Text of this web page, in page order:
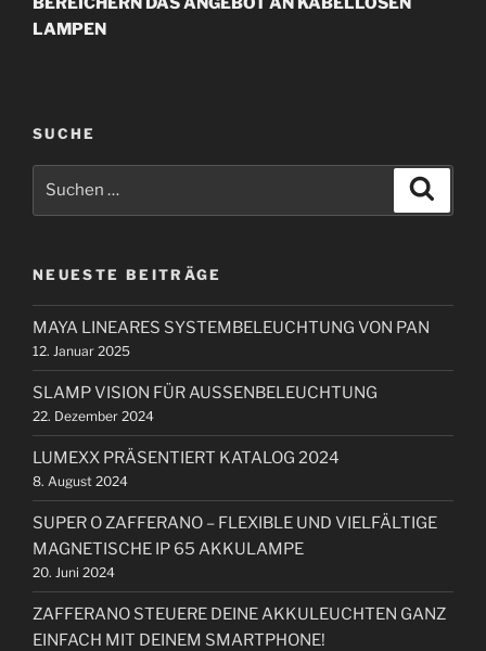
t
s
n
i
a
t
i
o
n
h
g
t
r
a
g
LAMPEN
SUCHE
e
n
n
a
c
h
:
c
NEUESTE BEITRÄGE
MAYA LINEARES SYSTEMBELEUCHTUNG VON PAN
12. Januar 2025
SLAMP VISION FÜR AUSSENBELEUCHTUNG
22. Dezember 2024
LUMEXX PRÄSENTIERT KATALOG 2024
8. August 2024
SUPER O ZAFFERANO – FLEXIBLE UND VIELFÄLTIGE
MAGNETISCHE IP 65 AKKULAMPE
20. Juni 2024
ZAFFERANO STEUERE DEINE AKKULEUCHTEN GANZ
EINFACH MIT DEINEM SMARTPHONE!